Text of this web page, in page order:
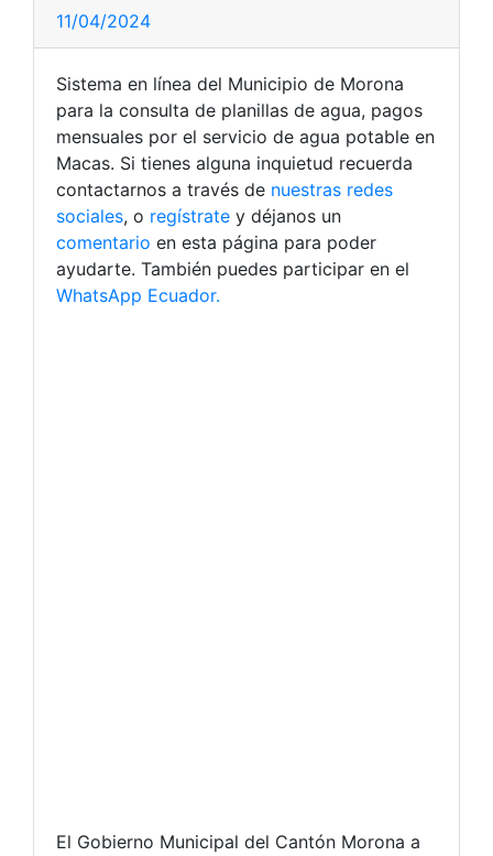
11/04/2024
Sistema en línea del Municipio de Morona
para la consulta de planillas de agua, pagos
mensuales por el servicio de agua potable en
Macas. Si tienes alguna inquietud recuerda
contactarnos a través de nuestras redes
sociales, o regístrate y déjanos un
comentario en esta página para poder
ayudarte. También puedes participar en el
WhatsApp Ecuador.
El Gobierno Municipal del Cantón Morona a